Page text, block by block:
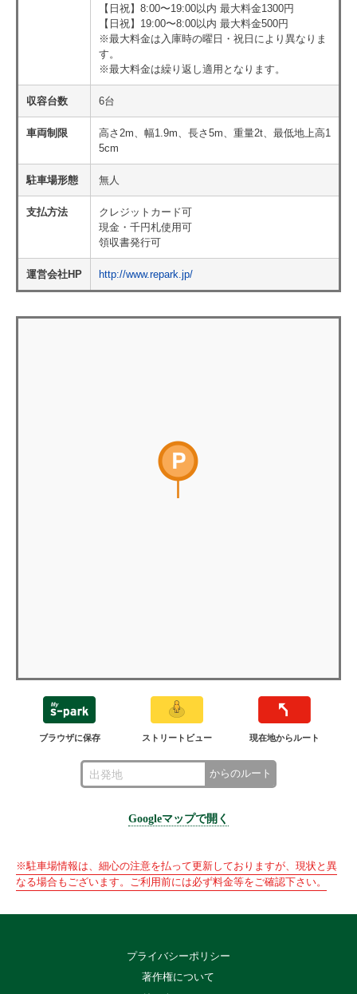
【日祝】8:00〜19:00以内 最大料金1300円
【日祝】19:00〜8:00以内 最大料金500円
※最大料金は入庫時の曜日・祝日により異なりま
す。
※最大料金は繰り返し適用となります。
収容台数 6台
車両制限
高さ2m、幅1.9m、長さ5m、重量2t、最低地上高1
5cm
駐車場形態 無人
支払方法
クレジットカード可
現金・千円札使用可
領収書発行可
運営会社HP http://www.repark.jp/
ブラウザに保存 ストリートビュー 現在地からルート
からのルート
Googleマップで開く
※駐車場情報は、細心の注意を払って更新しておりますが、現状と異
なる場合もございます。ご利用前には必ず料金等をご確認下さい。
プライバシーポリシー
著作権について